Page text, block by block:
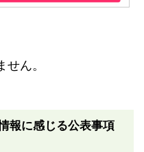
ん。
報に感じる公表事項